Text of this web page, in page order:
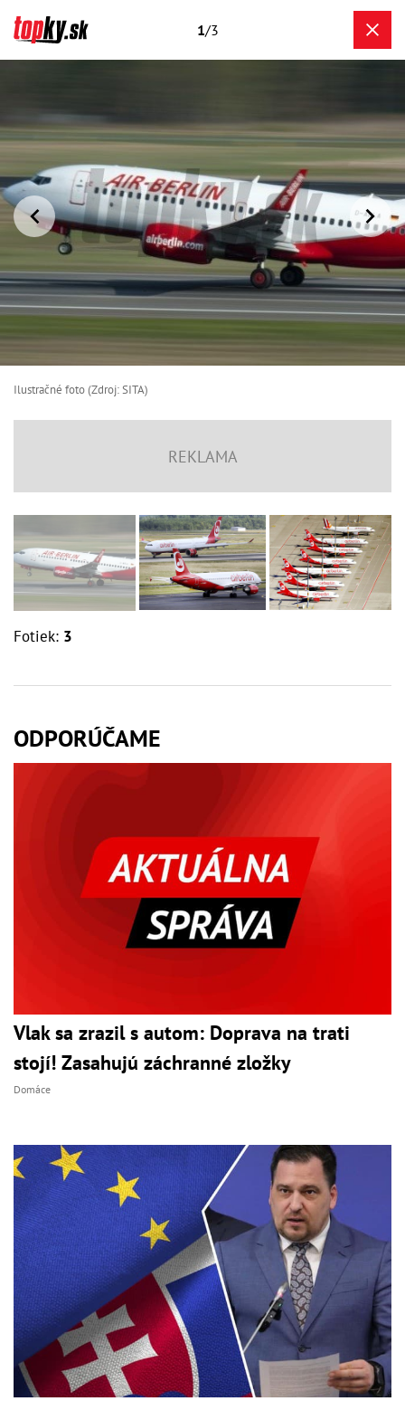
1/3
Ilustračné foto (Zdroj: SITA)
Fotiek: 3
ODPORÚČAME
Vlak sa zrazil s autom: Doprava na trati
stojí! Zasahujú záchranné zložky
Domáce